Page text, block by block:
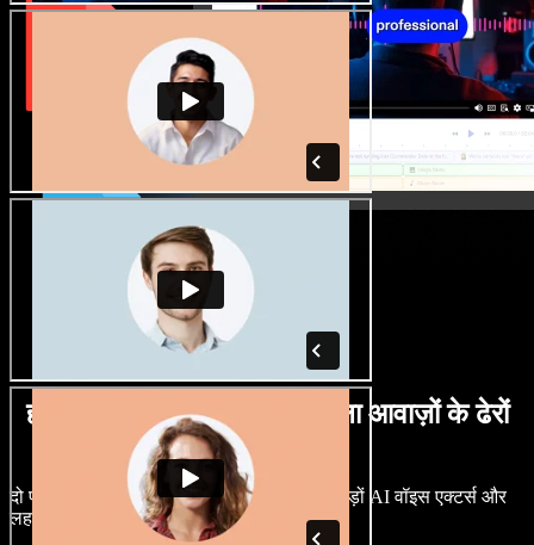
हर तरह के लहजों में पुरुष व महिला आवाज़ों के ढेरों
विकल्प
दो प्रोजेक्ट्स का एक जैसा लगना ज़रूरी नहीं। सैकड़ों AI वॉइस एक्टर्स और
लहजों में से चुनें, और बारीकी से ट्यून करें।